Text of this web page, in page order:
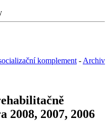
komplement - Archiv
2008, 2007, 2006